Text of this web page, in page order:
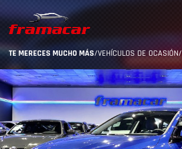
TE MERECES MUCHO MÁS/VEHÍCULOS DE OCASIÓN/